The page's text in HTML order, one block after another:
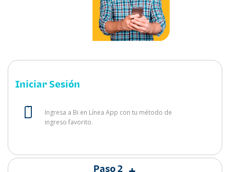
Iniciar Sesión
Ingresa a Bi en Línea App con tu método de
ingreso favorito.
Paso 2